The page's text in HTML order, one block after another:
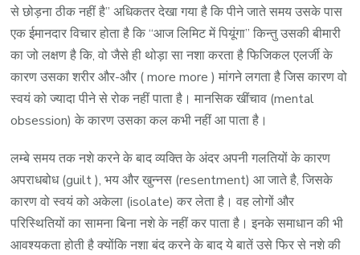
से छोड़ना ठीक नहीं है” अधिकतर देखा गया है कि पीने जाते समय उसके पास
एक ईमानदार विचार होता है कि “आज लिमिट में पियूंगा” किन्तु उसकी बीमारी
का जो लक्षण है कि, वो जैसे ही थोड़ा सा नशा करता है फिजिकल एलर्जी के
कारण उसका शरीर और-और ( more more ) मांगने लगता है जिस कारण वो
स्वयं को ज्यादा पीने से रोक नहीं पाता है। मानसिक खींचाव (mental
obsession) के कारण उसका कल कभी नहीं आ पाता है।
लम्बे समय तक नशे करने के बाद व्यक्ति के अंदर अपनी गलतियों के कारण
अपराधबोध (guilt ), भय और खुन्नस (resentment) आ जाते है, जिसके
कारण वो स्वयं को अकेला (isolate) कर लेता है। वह लोगों और
परिस्थितियों का सामना बिना नशे के नहीं कर पाता है। इनके समाधान की भी
आवश्यकता होती है क्योंकि नशा बंद करने के बाद ये बातें उसे फिर से नशे की